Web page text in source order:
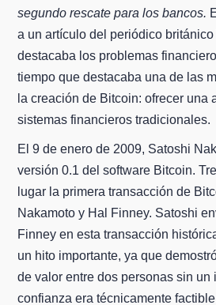
segundo rescate para los bancos.
a un artículo del periódico
destacaba los problemas
tiempo que destacaba una de las
la creación de Bitcoin: ofrecer una
sistemas financieros tradicionales.
El 9 de enero de 2009, Satoshi
versión 0.1 del software Bitcoin.
lugar la primera transacción de
Nakamoto y Hal Finney. Satoshi
Finney en esta transacción
un hito importante, ya que
de valor entre dos personas sin un
confianza era técnicamente